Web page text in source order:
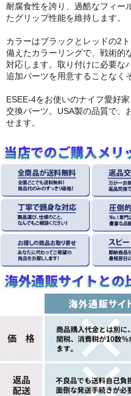
耐腐食性を誇り、過酷なフィー
たグリップ性能を維持します。
カラーはブラックとレッドの2
備えたカラーリングで、戦術的
対応します。取り付けに必要な
追加パーツを用意することなく
ESEE-4をお使いのナイフ愛好
交換パーツ。USA製の品質で、
せます。